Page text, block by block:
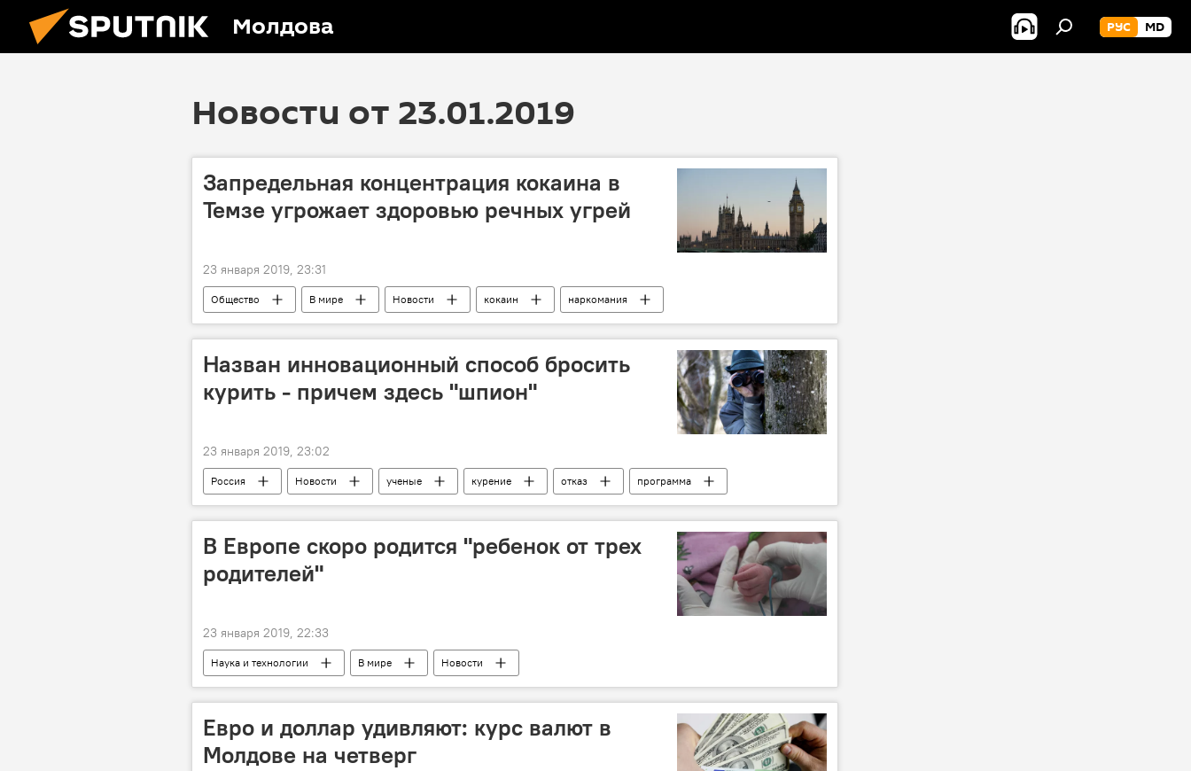
Молдова РУС MD
Новости от 23.01.2019
Запредельная концентрация кокаина в
Темзе угрожает здоровью речных угрей
23 января 2019, 23:31
Общество В мире Новости кокаин наркомания
Назван инновационный способ бросить
курить - причем здесь "шпион"
23 января 2019, 23:02
Россия Новости ученые курение отказ
программа
Наука и технологии
В мире Общество смартфон
В Европе скоро родится "ребенок от трех
родителей"
23 января 2019, 22:33
Наука и технологии В мире Новости
Евро и доллар удивляют: курс валют в
Молдове на четверг